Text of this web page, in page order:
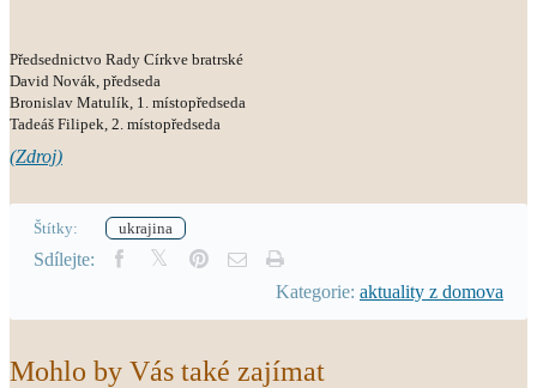
Předsednictvo Rady Církve bratrské
David Novák, předseda
Bronislav Matulík, 1. místopředseda
Tadeáš Filipek, 2. místopředseda
(Zdroj)
Štítky: ukrajina
Sdílejte:
Kategorie: aktuality z domova
Mohlo by Vás také zajímat